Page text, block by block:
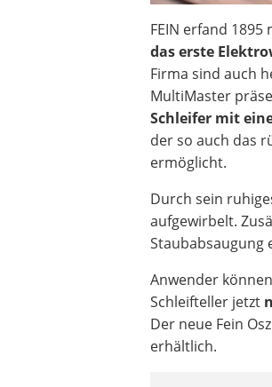
FEIN erfand
das erste
Firma sind auch
MultiMaster
Schleifer mit
der so auch das
ermöglicht.
Durch sein
aufgewirbelt.
Staubabsaugung
Anwender
Schleifteller jetzt
Der neue Fein
erhältlich.